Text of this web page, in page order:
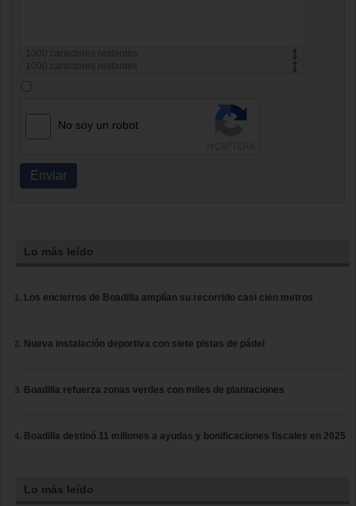
caracteres restantes
caracteres restantes
No soy un robot
Enviar
Lo más leído
Los encierros de Boadilla amplían su recorrido casi cien metros
Nueva instalación deportiva con siete pistas de pádel
Boadilla refuerza zonas verdes con miles de plantaciones
Boadilla destinó 11 millones a ayudas y bonificaciones fiscales en 2025
Lo más leído